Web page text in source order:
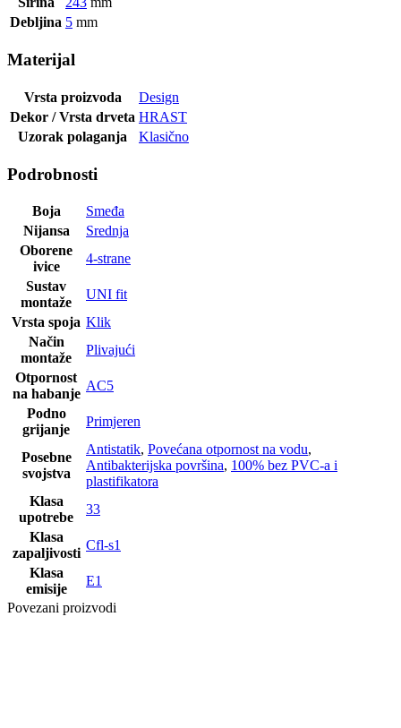
Debljina 5 mm
Materijal
Vrsta proizvoda
Design
Dekor / Vrsta drveta HRAST
Uzorak polaganja
Klasično
Podrobnosti
Boja
Smeđa
Nijansa
Srednja
Oborene
ivice
4-strane
Sustav
montaže
UNI fit
Vrsta spoja Klik
Način
montaže
Plivajući
Otpornost
na habanje
AC5
Podno
grijanje
Primjeren
Posebne
svojstva
Antistatik, Povećana otpornost na vodu,
Antibakterijska površina, 100% bez PVC-a i
plastifikatora
Klasa
upotrebe
33
Klasa
zapaljivosti
Cfl-s1
Klasa
emisije
E1
Povezani proizvodi